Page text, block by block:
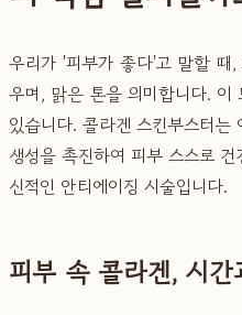
우리가 '피부가 좋다'고 말할 때
우며, 맑은 톤을 의미합니다. 이
있습니다. 콜라겐 스킨부스터는
생성을 촉진하여 피부 스스로
신적인 안티에이징 시술입니다.
피부 속 콜라겐, 시